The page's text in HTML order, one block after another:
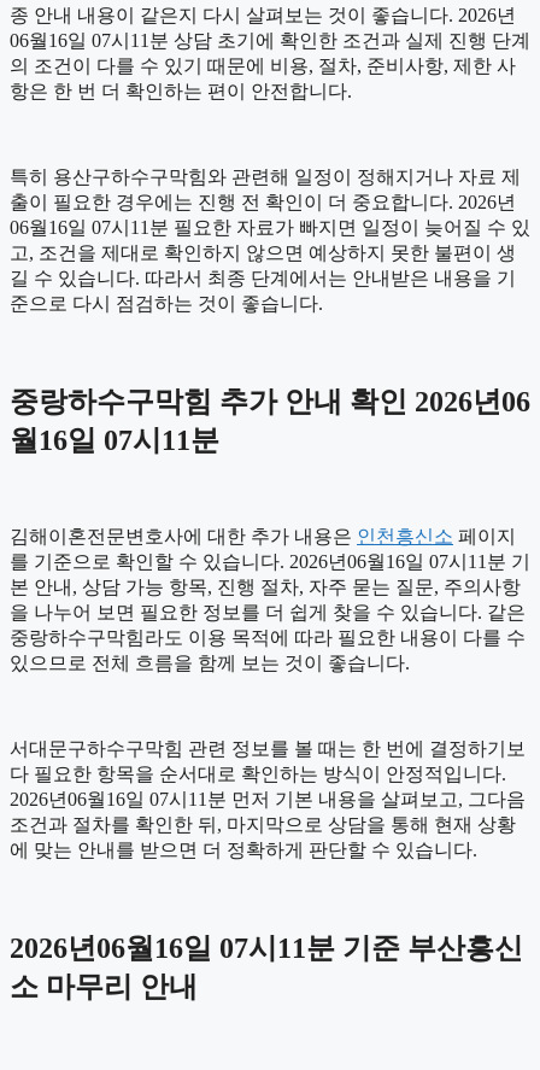
종 안내 내용이 같은지 다시 살펴보는 것이 좋습니다. 2026년
06월16일 07시11분 상담 초기에 확인한 조건과 실제 진행 단계
의 조건이 다를 수 있기 때문에 비용, 절차, 준비사항, 제한 사
항은 한 번 더 확인하는 편이 안전합니다.
특히 용산구하수구막힘와 관련해 일정이 정해지거나 자료 제
출이 필요한 경우에는 진행 전 확인이 더 중요합니다. 2026년
06월16일 07시11분 필요한 자료가 빠지면 일정이 늦어질 수 있
고, 조건을 제대로 확인하지 않으면 예상하지 못한 불편이 생
길 수 있습니다. 따라서 최종 단계에서는 안내받은 내용을 기
준으로 다시 점검하는 것이 좋습니다.
중랑하수구막힘 추가 안내 확인 2026년06
월16일 07시11분
김해이혼전문변호사에 대한 추가 내용은 인천흥신소 페이지
를 기준으로 확인할 수 있습니다. 2026년06월16일 07시11분 기
본 안내, 상담 가능 항목, 진행 절차, 자주 묻는 질문, 주의사항
을 나누어 보면 필요한 정보를 더 쉽게 찾을 수 있습니다. 같은
중랑하수구막힘라도 이용 목적에 따라 필요한 내용이 다를 수
있으므로 전체 흐름을 함께 보는 것이 좋습니다.
서대문구하수구막힘 관련 정보를 볼 때는 한 번에 결정하기보
다 필요한 항목을 순서대로 확인하는 방식이 안정적입니다.
2026년06월16일 07시11분 먼저 기본 내용을 살펴보고, 그다음
조건과 절차를 확인한 뒤, 마지막으로 상담을 통해 현재 상황
에 맞는 안내를 받으면 더 정확하게 판단할 수 있습니다.
2026년06월16일 07시11분 기준 부산흥신
소 마무리 안내